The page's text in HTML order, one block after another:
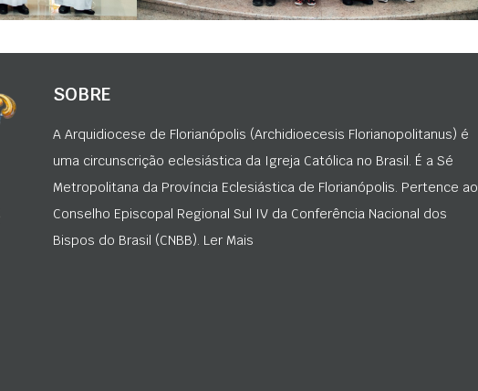
SOBRE
A Arquidiocese de Florianópolis (Archidioecesis Florianopolitanus) é
uma circunscrição eclesiástica da Igreja Católica no Brasil. É a Sé
Metropolitana da Província Eclesiástica de Florianópolis. Pertence ao
Conselho Episcopal Regional Sul IV da Conferência Nacional dos
Bispos do Brasil (CNBB). Ler Mais